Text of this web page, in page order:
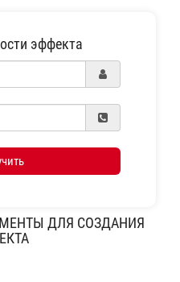
эффекта
ДЛЯ СОЗДАНИЯ